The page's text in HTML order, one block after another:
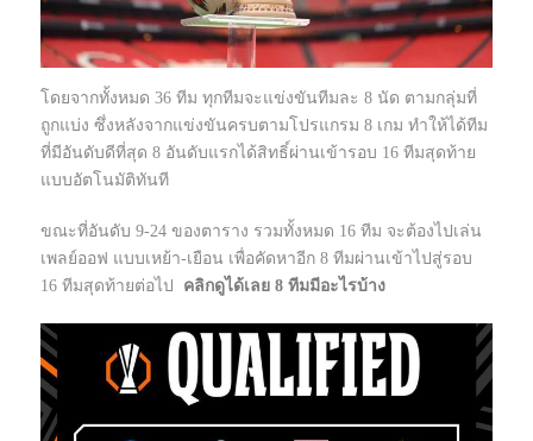
โดยจากทั้งหมด 36 ทีม ทุกทีมจะแข่งขันทีมละ 8 นัด ตามกลุ่มที่
ถูกแบ่ง ซึ่งหลังจากแข่งขันครบตามโปรแกรม 8 เกม ทำให้ได้ทีม
ที่มีอันดับดีที่สุด 8 อันดับแรกได้สิทธิ์ผ่านเข้ารอบ 16 ทีมสุดท้าย
แบบอัตโนมัติทันที
ขณะที่อันดับ 9-24 ของตาราง รวมทั้งหมด 16 ทีม จะต้องไปเล่น
เพลย์ออฟ แบบเหย้า-เยือน เพื่อคัดหาอีก 8 ทีมผ่านเข้าไปสู่รอบ
16 ทีมสุดท้ายต่อไป คลิกดูได้เลย 8 ทีมมีอะไรบ้าง